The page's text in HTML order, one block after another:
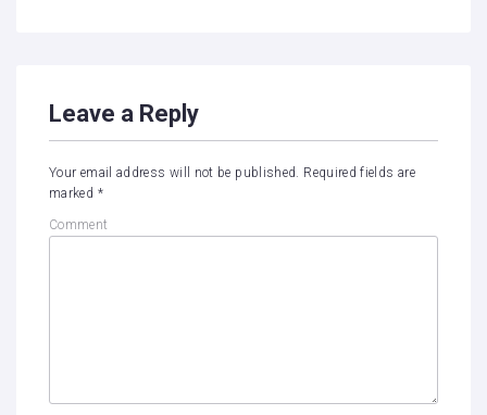
Leave a Reply
Your email address will not be published.
Required fields are
marked *
Comment